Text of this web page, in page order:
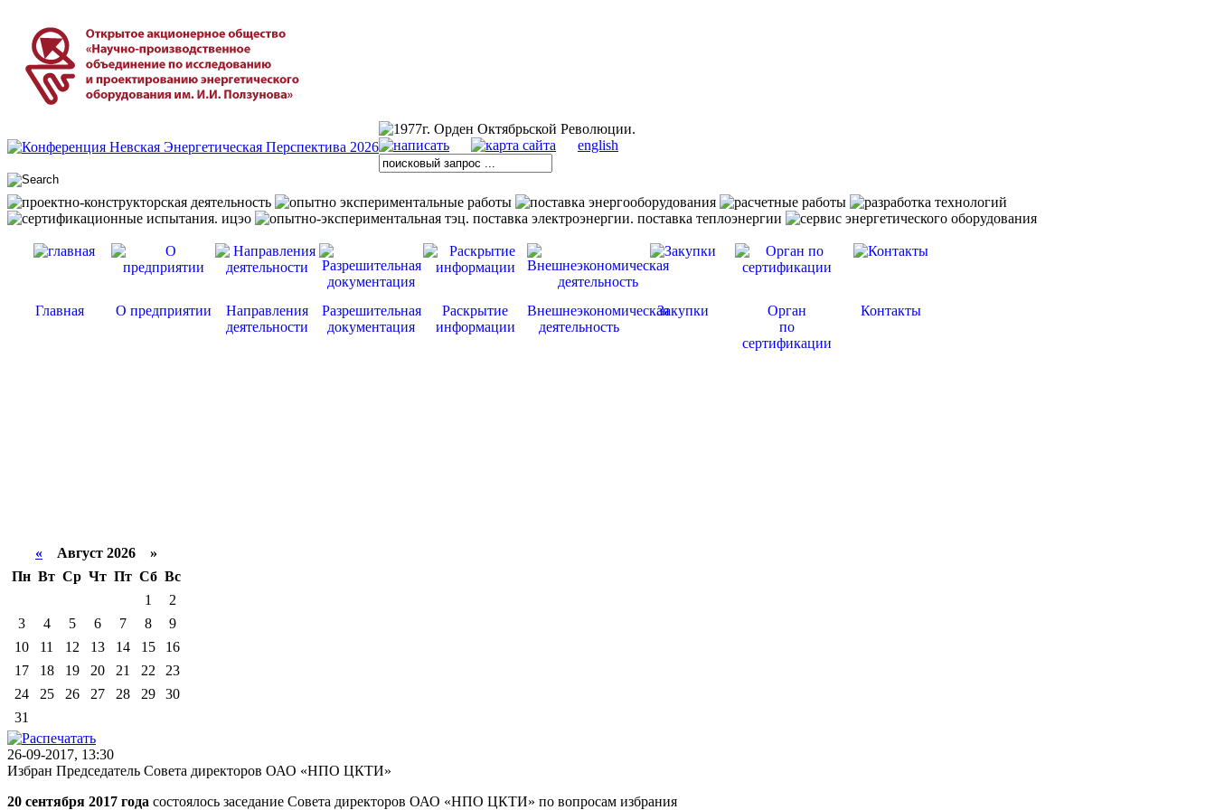
english
Главная О предприятии
Направления
деятельности
Разрешительная
документация
Раскрытие
информации
Внешнеэкономическая
деятельность
Закупки
Орган
по
сертификации
Контакты
« Август 2026 »
Пн Вт Ср Чт Пт Сб Вс
1
2
3
4 5 6 7 8
9
10
11 12 13 14 15
16
17
18 19 20 21 22
23
24
25 26 27 28 29
30
31
26-09-2017, 13:30
Избран Председатель Совета директоров ОАО «НПО ЦКТИ»
20 сентября 2017 года состоялось заседание Совета директоров ОАО «НПО ЦКТИ» по вопросам избрания